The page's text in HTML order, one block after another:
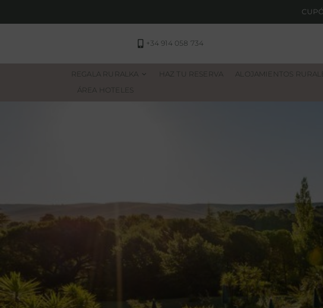
al
+34 914 058 734
REGALA RURALKA HAZ TU RESERVA ALOJAMIENTOS
ÁREA HOTELES